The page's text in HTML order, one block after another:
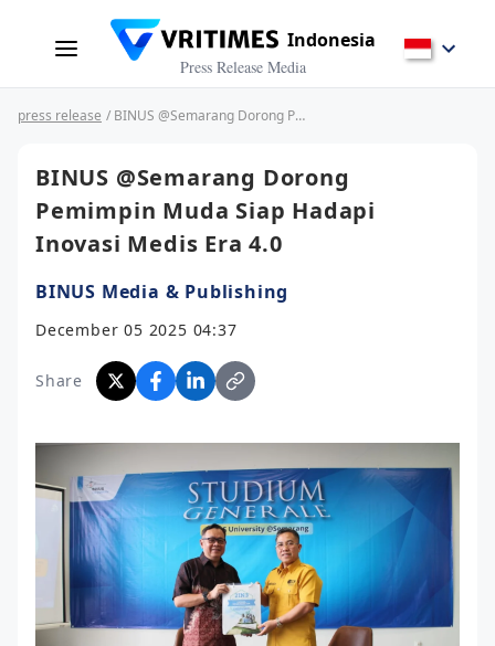
Indonesia
Press Release Media
press release / BINUS @Semarang Dorong Pemimpin Muda Siap Hadapi Inovasi Medis Era 4.0
BINUS @Semarang Dorong
Pemimpin Muda Siap Hadapi
Inovasi Medis Era 4.0
BINUS Media & Publishing
December 05 2025 04:37
Share